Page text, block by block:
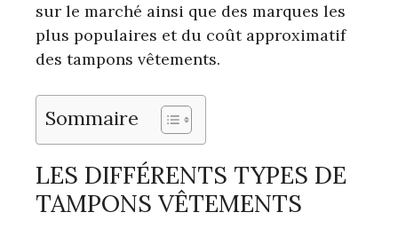
sur le marché ainsi que des marques les
plus populaires et du coût approximatif
des tampons vêtements.
Sommaire
LES DIFFÉRENTS TYPES DE
TAMPONS VÊTEMENTS